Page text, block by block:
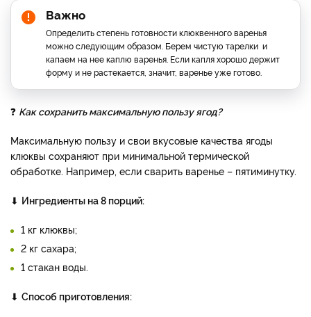
Важно
Определить степень готовности клюквенного варенья
можно следующим образом. Берем чистую тарелки и
капаем на нее каплю варенья. Если капля хорошо держит
форму и не растекается, значит, варенье уже готово.
❓ Как сохранить максимальную пользу ягод?
Максимальную пользу и свои вкусовые качества ягоды
клюквы сохраняют при минимальной термической
обработке. Например, если сварить варенье – пятиминутку.
⬇ Ингредиенты на 8 порций:
1 кг клюквы;
2 кг сахара;
1 стакан воды.
⬇ Способ приготовления: